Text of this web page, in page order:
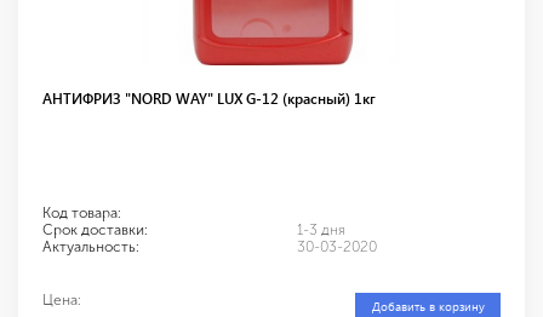
АНТИФРИЗ "NORD WAY" LUX G-12 (красный) 1кг
Код товара:
Срок доставки:
1-3 дня
Актуальность:
30-03-2020
Цена:
Добавить в корзину